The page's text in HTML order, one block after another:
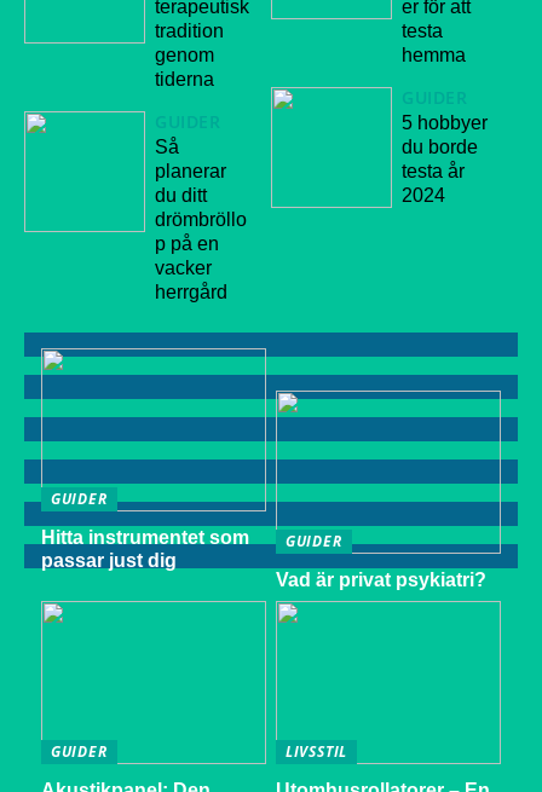
terapeutisk
tradition
genom
tiderna
GUIDER
Så
planerar
du ditt
drömbröllo
p på en
vacker
herrgård
er för att
testa
hemma
GUIDER
5 hobbyer
du borde
testa år
2024
GUIDER
Hitta instrumentet som
passar just dig
GUIDER
Vad är privat psykiatri?
GUIDER
LIVSSTIL